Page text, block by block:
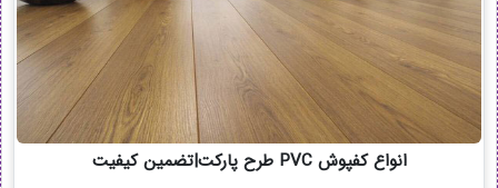
انواع کفپوش PVC طرح پارکت|تضمین کیفیت